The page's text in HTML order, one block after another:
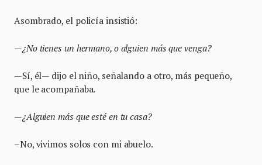
Asombrado, el policía insistió:
—¿No tienes un hermano, o alguien más que venga?
—Sí, él— dijo el niño, señalando a otro, más pequeño,
que le acompañaba.
—¿Alguien más que esté en tu casa?
–No, vivimos solos con mi abuelo.